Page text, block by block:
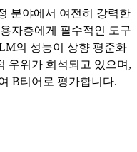
분야에서 여전히 강력한
자층에게 필수적인 도구
의 성능이 상향 평준화
우위가 희석되고 있으며,
B티어로 평가합니다.